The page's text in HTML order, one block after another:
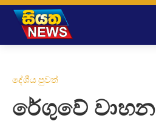
දේශීය පුවත්
රේගුවේ වාහන